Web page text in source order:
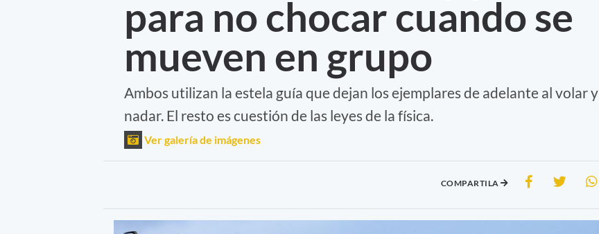
para no chocar cuando se
mueven en grupo
Ambos utilizan la estela guía que dejan los ejemplares de adelante al volar y
nadar. El resto es cuestión de las leyes de la física.
Ver galería de imágenes
COMPARTILA